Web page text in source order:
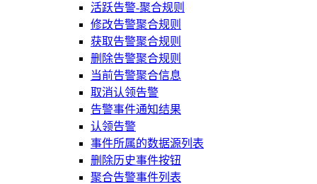
活跃告警-聚合规则
修改告警聚合规则
获取告警聚合规则
删除告警聚合规则
当前告警聚合信息
取消认领告警
告警事件通知结果
认领告警
事件所属的数据源列表
删除历史事件按钮
聚合告警事件列表